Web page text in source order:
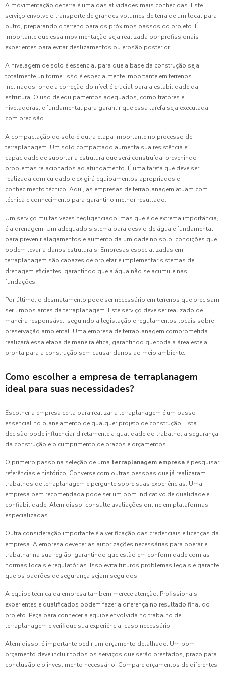
A movimentação de terra é uma das atividades mais conhecidas. Este
serviço envolve o transporte de grandes volumes de terra de um local para
outro, preparando o terreno para os próximos passos do projeto. É
importante que essa movimentação seja realizada por profissionais
experientes para evitar deslizamentos ou erosão posterior.
A nivelagem de solo é essencial para que a base da construção seja
totalmente uniforme. Isso é especialmente importante em terrenos
inclinados, onde a correção do nível é crucial para a estabilidade da
estrutura. O uso de equipamentos adequados, como tratores e
niveladoras, é fundamental para garantir que essa tarefa seja executada
com precisão.
A compactação do solo é outra etapa importante no processo de
terraplanagem. Um solo compactado aumenta sua resistência e
capacidade de suportar a estrutura que será construída, prevenindo
problemas relacionados ao afundamento. É uma tarefa que deve ser
realizada com cuidado e exigirá equipamentos apropriados e
conhecimento técnico. Aqui, as empresas de terraplanagem atuam com
técnica e conhecimento para garantir o melhor resultado.
Um serviço muitas vezes negligenciado, mas que é de extrema importância,
é a drenagem. Um adequado sistema para desvio de água é fundamental
para prevenir alagamentos e aumento da umidade no solo, condições que
podem levar a danos estruturais. Empresas especializadas em
terraplanagem são capazes de projetar e implementar sistemas de
drenagem eficientes, garantindo que a água não se acumule nas
fundações.
Por último, o desmatamento pode ser necessário em terrenos que precisam
ser limpos antes da terraplanagem. Este serviço deve ser realizado de
maneira responsável, seguindo a legislação e regulamentos locais sobre
preservação ambiental. Uma empresa de terraplanagem comprometida
realizará essa etapa de maneira ética, garantindo que toda a área esteja
pronta para a construção sem causar danos ao meio ambiente.
Como escolher a empresa de terraplanagem
ideal para suas necessidades?
Escolher a empresa certa para realizar a terraplanagem é um passo
essencial no planejamento de qualquer projeto de construção. Esta
decisão pode influenciar diretamente a qualidade do trabalho, a segurança
da construção e o cumprimento de prazos e orçamentos.
O primeiro passo na seleção de uma terraplanagem empresa é pesquisar
referências e histórico. Converse com outras pessoas que já realizaram
trabalhos de terraplanagem e pergunte sobre suas experiências. Uma
empresa bem recomendada pode ser um bom indicativo de qualidade e
confiabilidade. Além disso, consulte avaliações online em plataformas
especializadas.
Outra consideração importante é a verificação das credenciais e licenças da
empresa. A empresa deve ter as autorizações necessárias para operar e
trabalhar na sua região, garantindo que estão em conformidade com as
normas locais e regulatórias. Isso evita futuros problemas legais e garante
que os padrões de segurança sejam seguidos.
A equipe técnica da empresa também merece atenção. Profissionais
experientes e qualificados podem fazer a diferença no resultado final do
projeto. Peça para conhecer a equipe envolvida no trabalho de
terraplanagem e verifique sua experiência, caso necessário.
Além disso, é importante pedir um orçamento detalhado. Um bom
orçamento deve incluir todos os serviços que serão prestados, prazo para
conclusão e o investimento necessário. Compare orçamentos de diferentes